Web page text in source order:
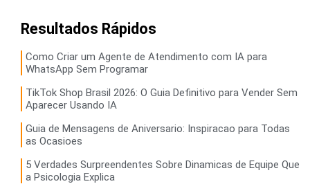
Resultados Rápidos
Como Criar um Agente de Atendimento com IA para
WhatsApp Sem Programar
TikTok Shop Brasil 2026: O Guia Definitivo para Vender Sem
Aparecer Usando IA
Guia de Mensagens de Aniversario: Inspiracao para Todas
as Ocasioes
5 Verdades Surpreendentes Sobre Dinamicas de Equipe Que
a Psicologia Explica